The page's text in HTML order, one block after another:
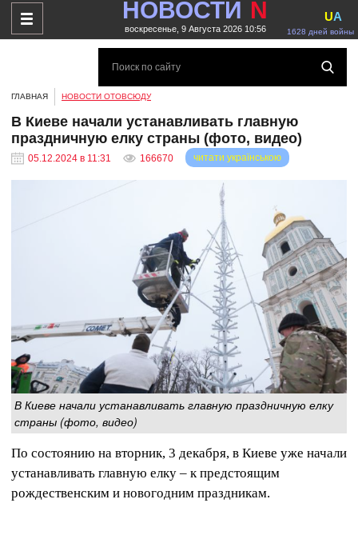
НОВОСТИ N
воскресенье, 9 Августа 2026 10:56 1628 дней войны
UA
ГЛАВНАЯ НОВОСТИ ОТОВСЮДУ
В Киеве начали устанавливать главную
праздничную елку страны (фото, видео)
05.12.2024 в 11:31 166670 читати українською
В Киеве начали устанавливать главную праздничную елку
страны (фото, видео)
По состоянию на вторник, 3 декабря, в Киеве уже начали
устанавливать главную елку – к предстоящим
рождественским и новогодним праздникам.